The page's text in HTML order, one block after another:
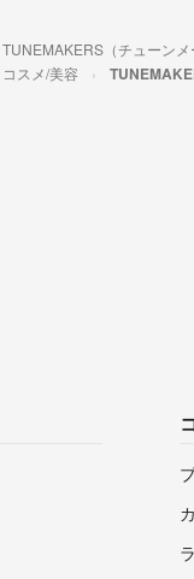
TUNEMAKERS（チューンメ
コスメ/美容